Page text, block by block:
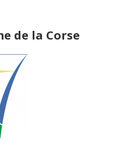
de la Corse